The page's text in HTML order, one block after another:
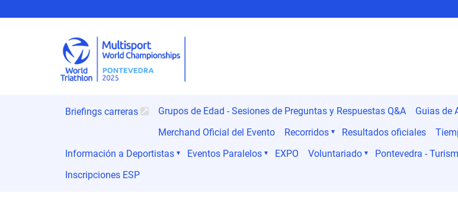
Briefings carreras Grupos de Edad - Sesiones de Preguntas y Respuestas Q&A Guias de
Merchand Oficial del Evento
Recorridos Resultados oficiales
Información a Deportistas
Eventos Paralelos EXPO Voluntariado Pontevedra -
Inscripciones ESP